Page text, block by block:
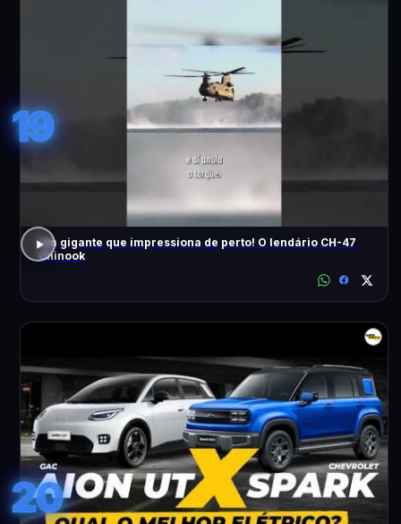
19
Um gigante que impressiona de perto! O lendário CH-47
Chinook
20